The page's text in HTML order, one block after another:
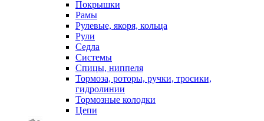
Покрышки
Рамы
Рулевые, якоря, кольца
Рули
Седла
Системы
Спицы, ниппеля
Тормоза, роторы, ручки, тросики,
гидролинии
Тормозные колодки
Цепи